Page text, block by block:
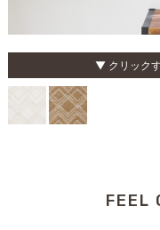
▼ クリック
FEEL